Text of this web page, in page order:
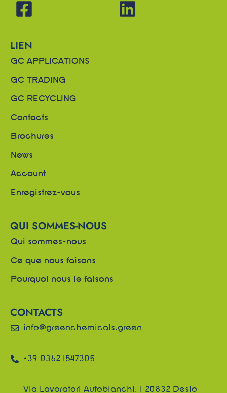
LIEN
GC APPLICATIONS
GC TRADING
GC RECYCLING
Contacts
Brochures
News
Account
Enregistrez-vous
QUI SOMMES-NOUS
Qui sommes-nous
Ce que nous faisons
Pourquoi nous le faisons
CONTACTS
info@greenchemicals.green
+39 0362 1547305
Via Lavoratori Autobianchi, 1 20832 Desio